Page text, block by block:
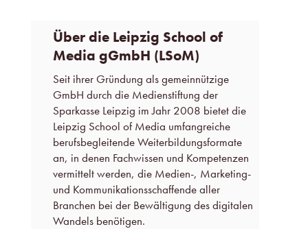
Über die Leipzig School of
Media gGmbH (LSoM)
Seit ihrer Gründung als gemeinnützige
GmbH durch die Medienstiftung der
Sparkasse Leipzig im Jahr 2008 bietet die
Leipzig School of Media umfangreiche
berufsbegleitende Weiterbildungsformate
an, in denen Fachwissen und Kompetenzen
vermittelt werden, die Medien-, Marketing-
und Kommunikationsschaffende aller
Branchen bei der Bewältigung des digitalen
Wandels benötigen.